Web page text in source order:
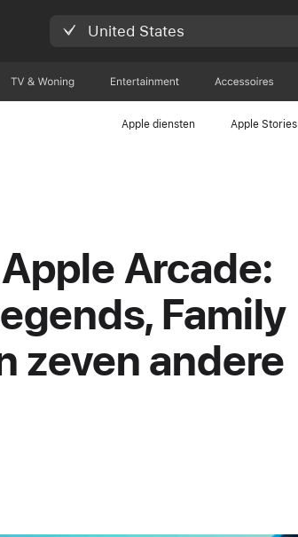
United States
TV & Woning Entertainment Accessoires
Apple diensten Apple Stories
Arcade:
Family
zeven andere